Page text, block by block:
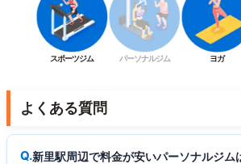
スポーツジム パーソナルジム ヨガ
よくある質問
新里駅周辺で料金が安いパーソナルジム